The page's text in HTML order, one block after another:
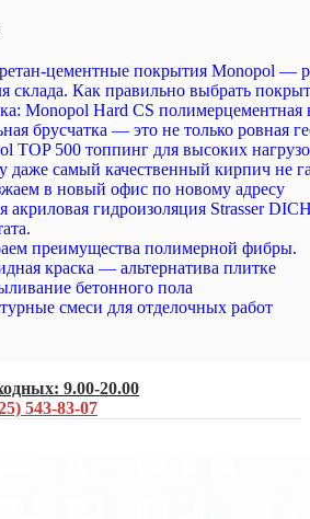
цементные покрытия Monopol —
склада. Как правильно выбрать
Monopol Hard CS полимерцементная
брусчатка — это не только ровная
TOP 500 топпинг для высоких
даже самый качественный кирпич не
в новый офис по новому адресу
акриловая гидроизоляция Strasser
преимущества полимерной фибры.
краска — альтернатива плитке
бетонного пола
смеси для отделочных работ
9.00-20.00
543-83-07